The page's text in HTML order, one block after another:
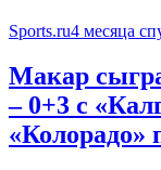
Sports.ru4 месяца
Макар
– 0+3 с
«Колорадо»